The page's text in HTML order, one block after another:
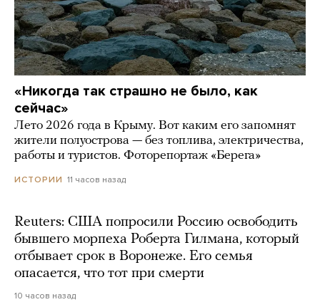
«Никогда так страшно не было, как
сейчас»
Лето 2026 года в Крыму. Вот каким его запомнят
жители полуострова — без топлива, электричества,
работы и туристов. Фоторепортаж «Берега»
ИСТОРИИ 11 часов назад
Reuters: США попросили Россию освободить
бывшего морпеха Роберта Гилмана, который
отбывает срок в Воронеже. Его семья
опасается, что тот при смерти
10 часов назад